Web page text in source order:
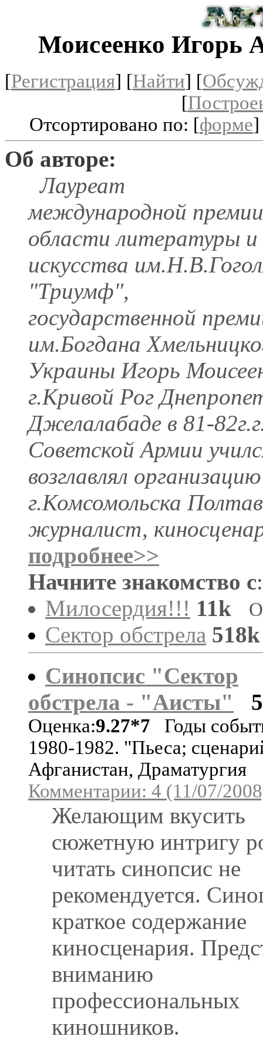
Моисеенко Игорь
[Регистрация] [Найти] [
[
Отсортировано по: [форме
Об авторе:
Лауреат
международной
области литературы и
искусства
"Триумф",
государственной
им.Богдана
Украины Игорь
г.Кривой Рог
Джелалабаде в 81-
Советской Армии
возглавлял
г.Комсомольска
журналист,
подробнее>>
Начните знакомство с:
Милосердия!!! 11k
Сектор обстрела 518k
Синопсис "Сектор
обстрела - "Аисты"
Оценка:9.27*7 Годы
1980-1982. "Пьеса;
Афганистан, Драматургия
Комментарии: 4 (11/07/
Желающим вкусить
сюжетную интригу
читать синопсис не
рекомендуется.
краткое содержание
киносценария.
вниманию
профессиональных
киношников.